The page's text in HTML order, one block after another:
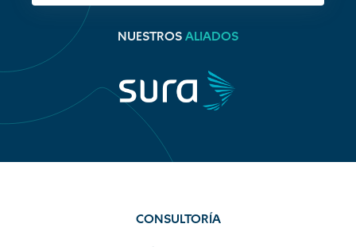
NUESTROS ALIADOS
CONSULTORÍA